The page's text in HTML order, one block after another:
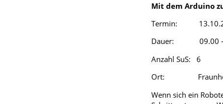
Mit dem Arduino
Termin:
Dauer: 09.00 –
Anzahl SuS: 6
Ort: Fraunhofer
Wenn sich ein